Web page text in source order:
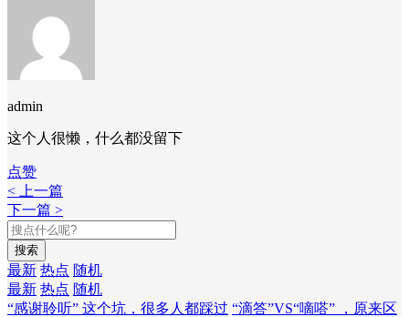
admin
这个人很懒，什么都没留下
点赞
< 上一篇
下一篇 >
搜索
最新 热点 随机
最新 热点 随机
“感谢聆听” 这个坑，很多人都踩过 “滴答”VS“嘀嗒” ，原来区